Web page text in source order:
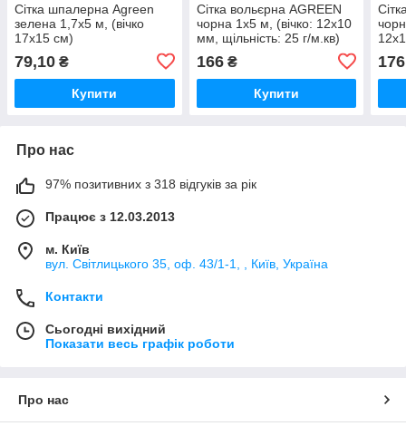
Сітка шпалерна Agreen
зелена 1,7х5 м, (вічко
17х15 см)
79,10 ₴
Купити
Сітка вольєрна AGREEN
чорна 1х5 м, (вічко: 12х10
мм, щільність: 25 г/м.кв)
166₴
Купити
176
Про нас
97% позитивних з 318 відгуків за рік
Працює з 12.03.2013
м. Київ
вул. Світлицького 35, оф. 43/1-1, , Київ, Україна
Контакти
Сьогодні вихідний
Показати весь графік роботи
Про нас